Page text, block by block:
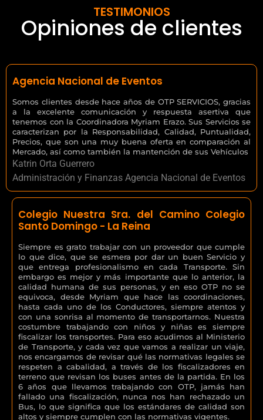
TESTIMONIOS
Opiniones de clientes
Agencia Nacional de Eventos
Somos clientes desde hace años de OTP SERVICIOS, gracias
a la excelente comunicación y respuesta asertiva que
tenemos con la Coordinadora Myriam Erazo. Sus Servicios se
caracterizan por la Responsabilidad, Calidad, Puntualidad,
Precios, que son una muy buena oferta en comparación al
Mercado, así como también la mantención de sus Vehículos
Katrin Orta Guerrero
Administración y Finanzas Agencia Nacional de Eventos
Colegio Nuestra Sra. del Camino Colegio
Santo Domingo - La Reina
Siempre es grato trabajar con un proveedor que cumple
lo que dice, que se esmera por dar un buen Servicio y
que entrega profesionalismo en cada Transporte. Sin
embargo es mejor y más importante que lo anterior, la
calidad humana de sus personas, y en eso OTP no se
equivoca, desde Myriam que hace las coordinaciones,
hasta cada uno de los Conductores, siempre atentos y
con una sonrisa al momento de transportarnos. Nuestra
costumbre trabajando con niños y niñas es siempre
fiscalizar los transportes. Para eso acudimos al Ministerio
de Transporte, y cada vez que vamos a realizar un viaje,
nos encargamos de revisar qué las normativas legales se
respeten a cabalidad, a través de los fiscalizadores en
terreno que revisan los buses antes de la partida. En los
6 años que llevamos trabajando con OTP, jamás han
fallado una fiscalización, nunca nos han rechazado un
Bus, lo que significa que los estándares de calidad son
altos y siempre cumplen con las normativas vigentes.